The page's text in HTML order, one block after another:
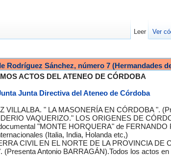
Rodríguez Sánchez, número 7 (Hermandades
ACTOS DEL ATENEO DE CÓRDOBA
Junta Directiva del Ateneo de Córdoba
VILLALBA. " LA MASONERÍA EN CÓRDOBA ".
VAQUERIZO." LOS ORIGENES DE
"MONTE HORQUERA" de
(Italia, India, Holanda etc,)
CIVIL EN EL NORTE DE LA PROVINCIA
Antonio BARRAGÁN).Todos los actos en
Leer Ver